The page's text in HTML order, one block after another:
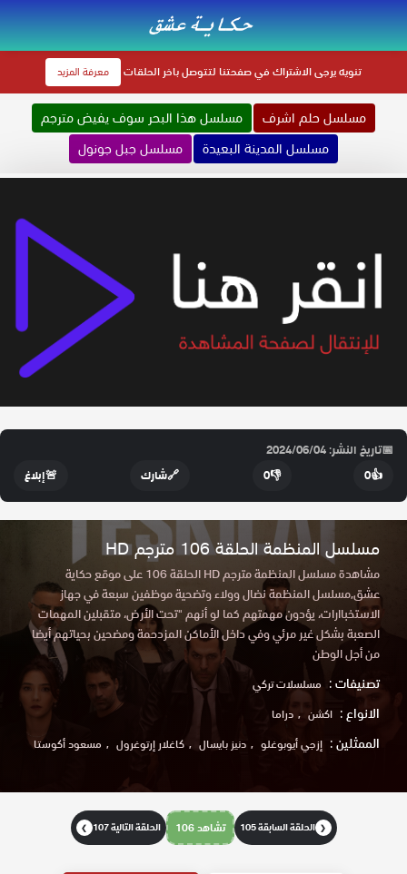
تنويهيرجى الاشتراك في صفحتنا لتتوصل باخر الحلقات معرفة المزيد
مسلسل حلم اشرف
مسلسل هذا البحر سوف يفيض مترجم
مسلسل المدينة البعيدة
مسلسل جبل جونول
📅تاريخ النشر: 2024/06/04
👍
0
👎
0
🔗شارك 🚨إبلاغ
مسلسل المنظمة الحلقة 106 مترجم HD
مشاهدة مسلسل المنظمة مترجم HD الحلقة 106 على موقع حكاية
عشق,مسلسل المنظمة نضال وولاء وتضحية موظفين سبعة في جهاز
الاسـتخباارات، يؤدون مهمتهم كما لو أنهم "تحت الأرض، متقبلين المهمات
الصعبة بشكل غير مرئي وفي داخل الأماكن المزدحمة ومضحين بحياتهم أيضا
من أجل الوطن
تصنيفات : مسلسلات تركي
الانواع : اكشن دراما
الممثلين : إزجي أيوبوغلو دنيز بايسال كاغلار إرتوغرول مسعود أكوستا
❮ الحلقة السابقة 105 تشاهد 106 الحلقة التالية 107 ❯